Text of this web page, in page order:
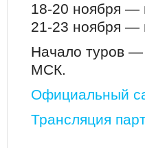
18-20 ноября —
21-23 ноября —
Начало туров
МСК.
Официальный
Трансляция